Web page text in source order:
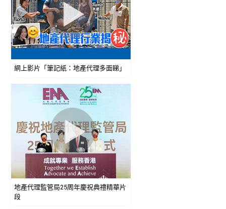
網上影片「筆記紙：地產代理多面睇」
地產代理監管局25周年慶祝典禮精華片
段